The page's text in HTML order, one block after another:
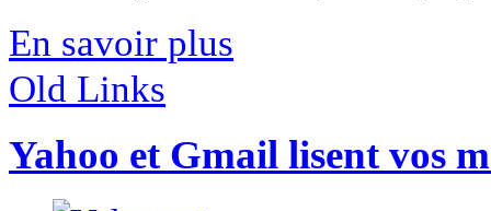
En savoir plus
Old Links
Yahoo et Gmail lisent vos